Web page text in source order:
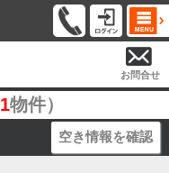
お問合せ
1物件）
空き情報を確認